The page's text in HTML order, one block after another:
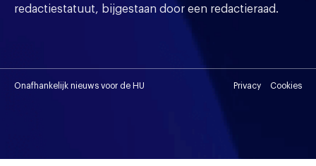
redactiestatuut, bijgestaan door een redactieraad.
Onafhankelijk nieuws voor de HU Privacy Cookies